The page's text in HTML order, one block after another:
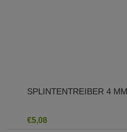
SPLINTENTREIBER 4 MM
€5,08